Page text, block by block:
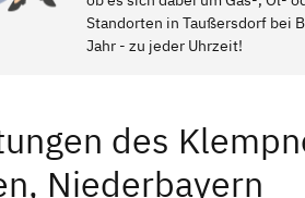
Standorten in Taußersdorf bei
Jahr - zu jeder Uhrzeit!
des
Niederbayern